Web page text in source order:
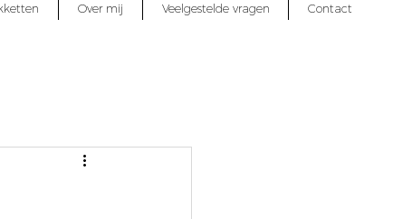
Over mij Veelgestelde vragen Contact